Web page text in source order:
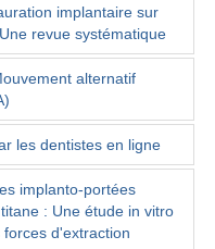
implantaire sur
revue systématique
alternatif
les dentistes en ligne
implanto-portées
: Une étude in vitro
d'extraction